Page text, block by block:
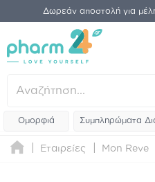
Δωρεάν αποστολή για
Ομορφιά Συμπληρώματα
Εταιρείες Mon Reve